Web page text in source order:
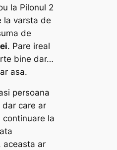
la Pilonul 2
la varsta de
de
. Pare ireal
bine dar…
asa.
persoana
dar care ar
la
aceasta ar